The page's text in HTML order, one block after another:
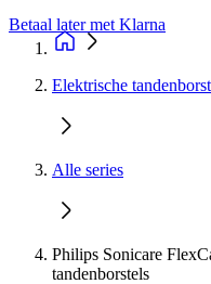
Betaal later met Klarna
Elektrische
Alle series
Philips Sonicare
tandenborstels